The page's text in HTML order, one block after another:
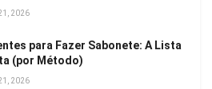
2026
para Fazer Sabonete: A Lista
(por Método)
2026